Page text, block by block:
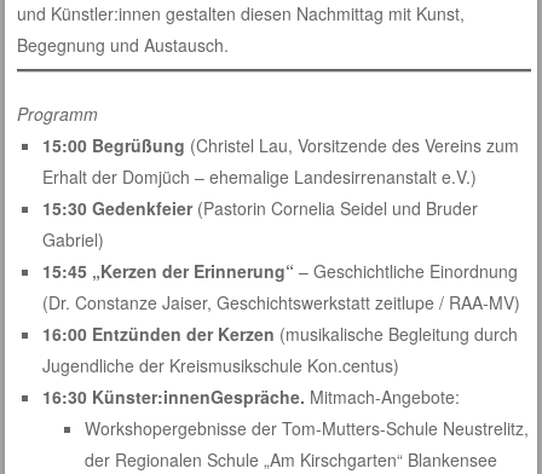
und Künstler:innen gestalten diesen Nachmittag mit Kunst,
Begegnung und Austausch.
Programm
15:00 Begrüßung (Christel Lau, Vorsitzende des Vereins zum
Erhalt der Domjüch – ehemalige Landesirrenanstalt e.V.)
15:30 Gedenkfeier(Pastorin Cornelia Seidel und Bruder
Gabriel)
15:45 „Kerzen der Erinnerung“ – Geschichtliche Einordnung
(Dr. Constanze Jaiser, Geschichtswerkstatt zeitlupe / RAA-MV)
16:00 Entzünden der Kerzen (musikalische Begleitung durch
Jugendliche der Kreismusikschule Kon.centus)
16:30 Künster:innenGespräche. Mitmach-Angebote:
Workshopergebnisse der Tom-Mutters-Schule Neustrelitz,
der Regionalen Schule „Am Kirschgarten“ Blankensee